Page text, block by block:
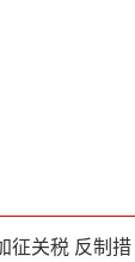
征关税 反制措